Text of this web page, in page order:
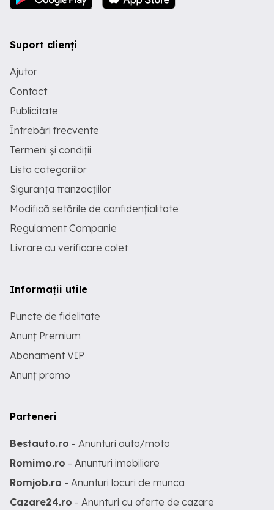
Suport clienți
Ajutor
Contact
Publicitate
Întrebări frecvente
Termeni și condiții
Lista categoriilor
Siguranța tranzacțiilor
Modifică setările de confidențialitate
Regulament Campanie
Livrare cu verificare colet
Informații utile
Puncte de fidelitate
Anunț Premium
Abonament VIP
Anunț promo
Parteneri
Bestauto.ro - Anunturi auto/moto
Romimo.ro - Anunturi imobiliare
Romjob.ro - Anunturi locuri de munca
Cazare24.ro - Anunturi cu oferte de cazare